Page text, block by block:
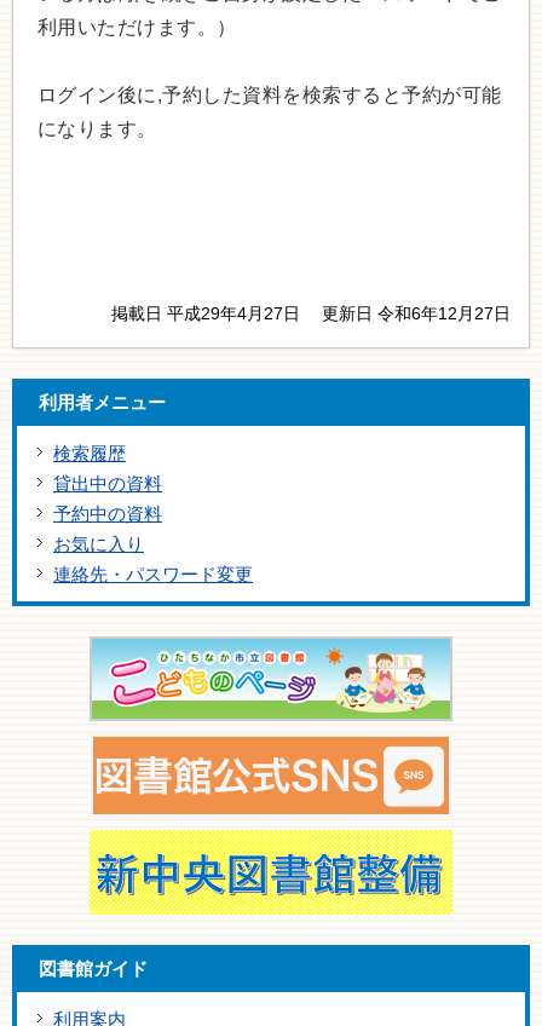
利用いただけます。）
ログイン後に,予約した資料を検索すると予約が可能
になります。
掲載日 平成29年4月27日 更新日 令和6年12月27日
利用者メニュー
検索履歴
貸出中の資料
予約中の資料
お気に入り
連絡先・パスワード変更
図書館ガイド
利用案内